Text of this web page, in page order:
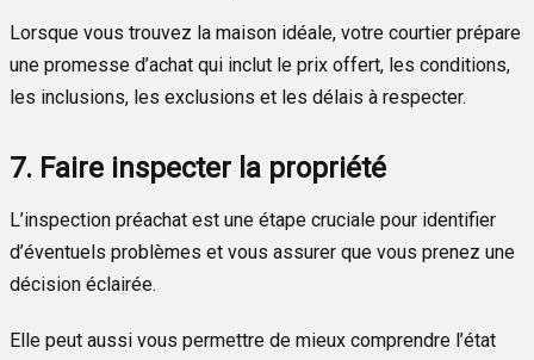
Lorsque vous trouvez la maison idéale, votre courtier prépare
une promesse d’achat qui inclut le prix offert, les conditions,
les inclusions, les exclusions et les délais à respecter.
7. Faire inspecter la propriété
L’inspection préachat est une étape cruciale pour identifier
d’éventuels problèmes et vous assurer que vous prenez une
décision éclairée.
Elle peut aussi vous permettre de mieux comprendre l’état